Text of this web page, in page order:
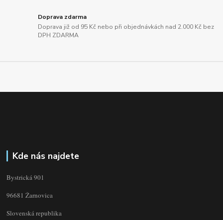
Doprava zdarma
Doprava již od 95 Kč nebo při objednávkách nad 2.000 Kč bez
DPH ZDARMA
Kde nás najdete
Bystrická 901
96681 Žarnovica
Slovenská republika